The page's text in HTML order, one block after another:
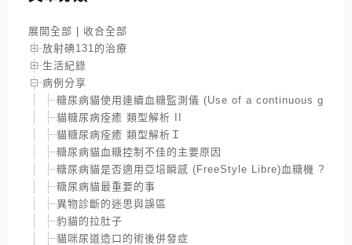
展開全部
收合全部
放射碘131的治療
生活紀錄
病例分享
糖尿病貓使用連續血糖監測儀 (Use of a continuous
貓糖尿病痊癒 類型解析 II
貓糖尿病痊癒 類型解析Ｉ
糖尿病貓血糖控制不佳的主要原因
糖尿病貓是否適用亞培瞬感 (FreeStyle Libre)血糖機 ?
糖尿病貓最重要的事
異物診斷的迷思與誤區
豹貓的拉肚子
貓咪尿道造口的術後併發症